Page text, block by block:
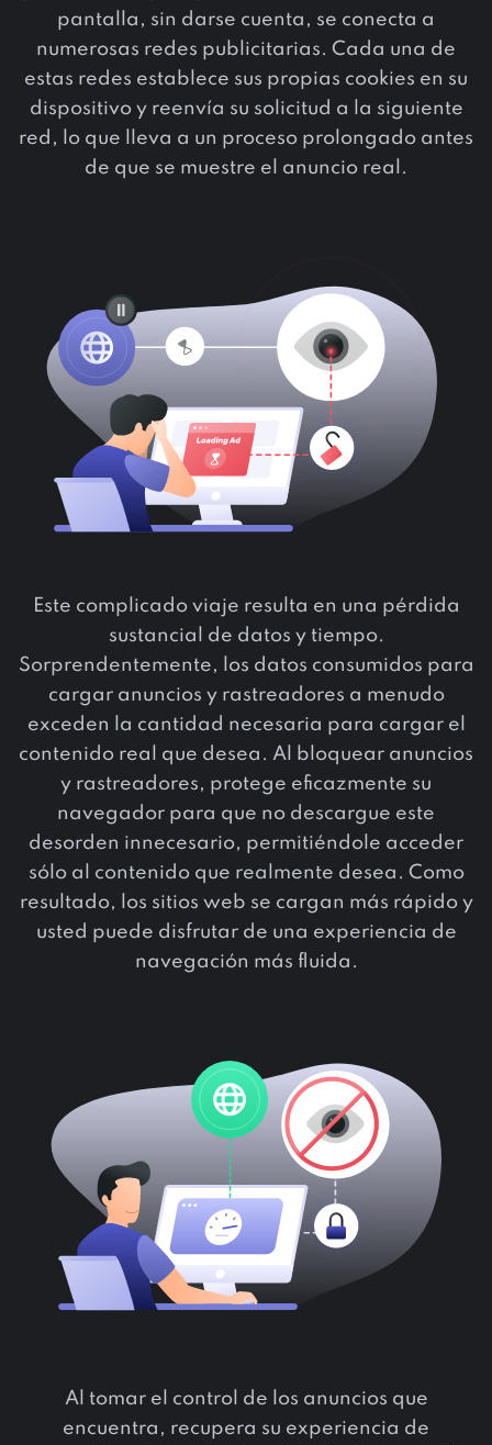
pantalla, sin darse cuenta, se conecta a
numerosas redes publicitarias. Cada una de
estas redes establece sus propias cookies en su
dispositivo y reenvía su solicitud a la siguiente
red, lo que lleva a un proceso prolongado antes
de que se muestre el anuncio real.
Este complicado viaje resulta en una pérdida
sustancial de datos y tiempo.
Sorprendentemente, los datos consumidos para
cargar anuncios y rastreadores a menudo
exceden la cantidad necesaria para cargar el
contenido real que desea. Al bloquear anuncios
y rastreadores, protege eficazmente su
navegador para que no descargue este
desorden innecesario, permitiéndole acceder
sólo al contenido que realmente desea. Como
resultado, los sitios web se cargan más rápido y
usted puede disfrutar de una experiencia de
navegación más fluida.
Al tomar el control de los anuncios que
encuentra, recupera su experiencia de